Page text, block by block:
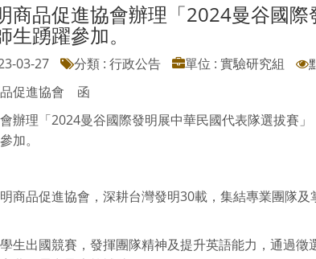
商品促進協會辦理「2024曼谷國
生踴躍參加。
03-27 分類 : 行政公告 單位 : 實驗研究組
促進協會 函
辦理「2024曼谷國際發明展中華民國代表隊選拔賽
加。
商品促進協會，深耕台灣發明30載，集結專業團隊
生出國競賽，發揮團隊精神及提升英語能力，通過徵